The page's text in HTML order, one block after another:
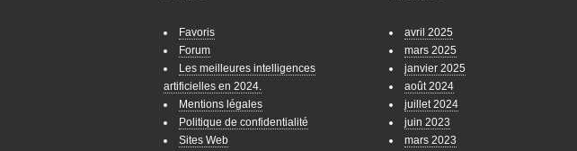
Favoris
Forum
Les meilleures intelligences
artificielles en 2024.
Mentions légales
Politique de confidentialité
Sites Web
avril 2025
mars 2025
janvier 2025
août 2024
juillet 2024
juin 2023
mars 2023